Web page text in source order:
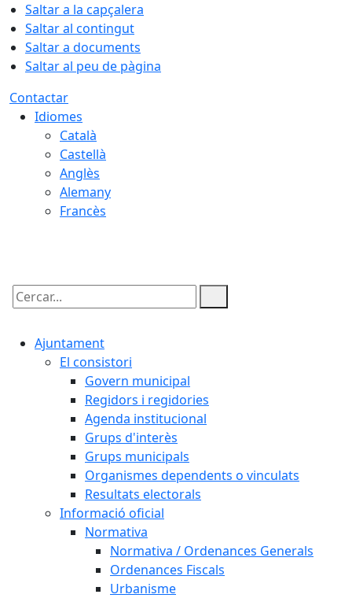
Saltar a la capçalera
Saltar al contingut
Saltar a documents
Saltar al peu de pàgina
Contactar
Idiomes
Català
Castellà
Anglès
Alemany
Francès
Cercar:
Ajuntament
El consistori
Govern municipal
Regidors i regidories
Agenda institucional
Grups d'interès
Grups municipals
Organismes dependents o vinculats
Resultats electorals
Informació oficial
Normativa
Normativa / Ordenances Generals
Ordenances Fiscals
Urbanisme